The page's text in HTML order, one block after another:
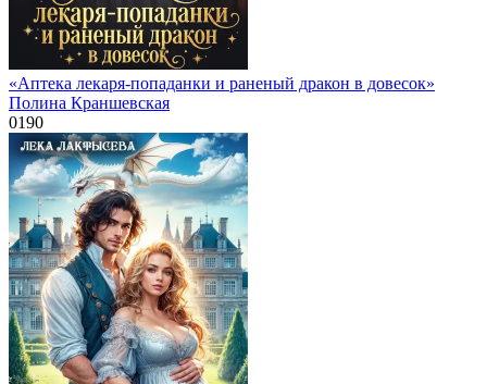
«Аптека лекаря-попаданки и раненый дракон в довесок»
Полина Краншевская
0190